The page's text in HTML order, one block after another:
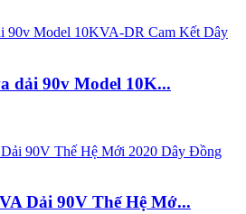
dải 90v Model 10K...
Dải 90V Thế Hệ Mớ...